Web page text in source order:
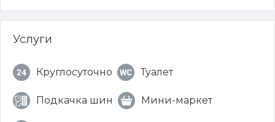
Услуги
Круглосуточно Туалет
Подкачка шин Мини-маркет